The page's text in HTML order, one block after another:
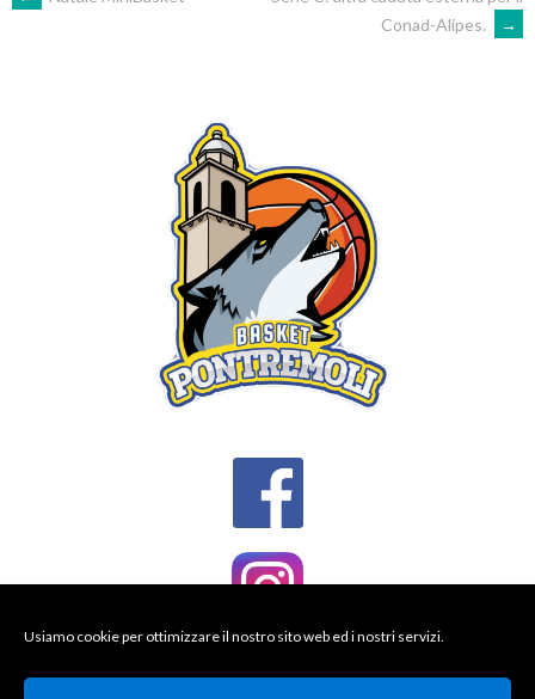
Usiamo cookie per ottimizzare il nostro sito web ed i nostri servizi.
Conad-Alipes.
→